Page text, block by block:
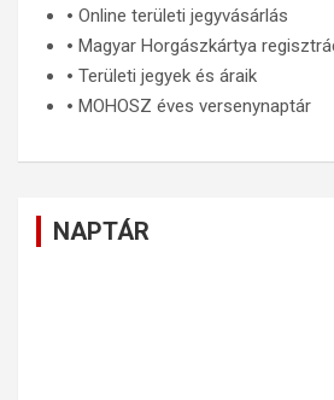
🞄 Online területi jegyvásárlás
🞄 Magyar Horgászkártya
🞄 Területi jegyek és áraik
🞄 MOHOSZ éves versenynaptár
NAPTÁR